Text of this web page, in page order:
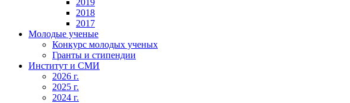
2018
2017
Молодые ученые
Конкурс молодых ученых
Гранты и стипендии
Институт и СМИ
2026 г.
2025 г.
2024 г.